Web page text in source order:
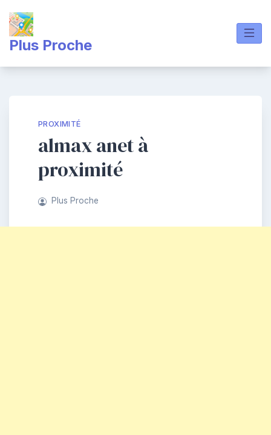
content
Plus Proche
PROXIMITÉ
almax anet à
proximité
Plus Proche